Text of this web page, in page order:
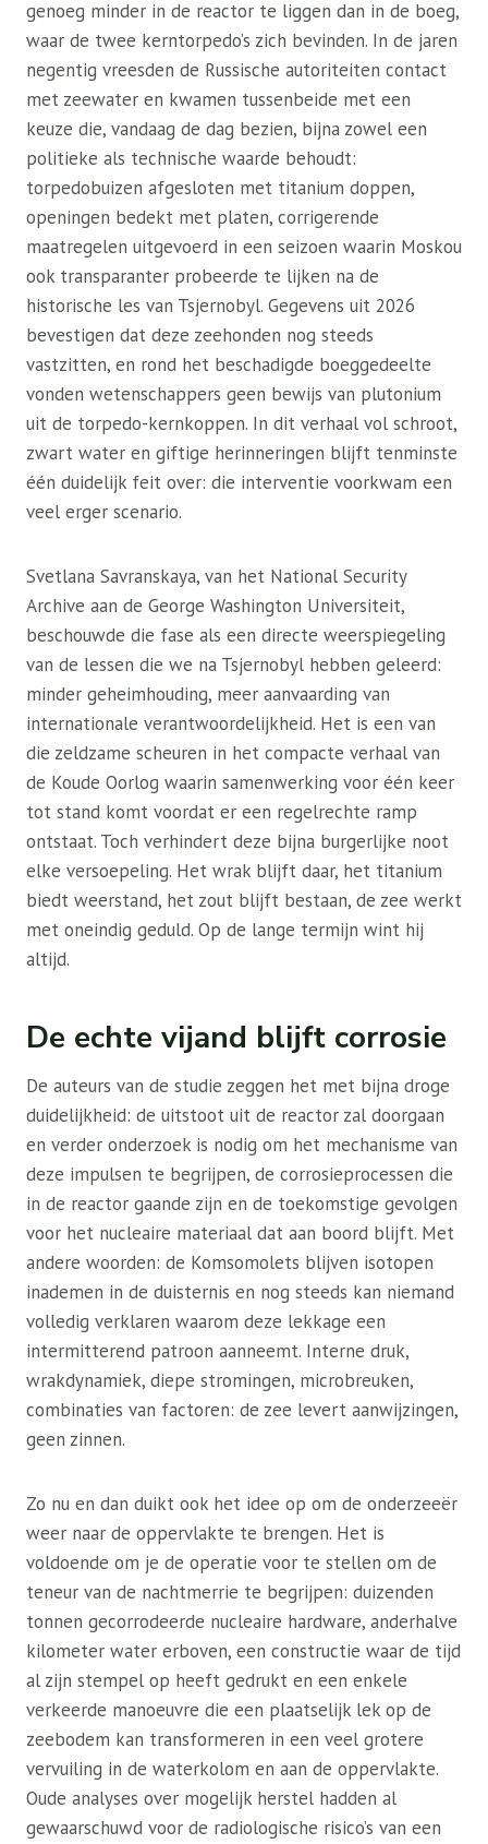
genoeg minder in de reactor te liggen dan in de boeg,
waar de twee kerntorpedo’s zich bevinden. In de jaren
negentig vreesden de Russische autoriteiten contact
met zeewater en kwamen tussenbeide met een
keuze die, vandaag de dag bezien, bijna zowel een
politieke als technische waarde behoudt:
torpedobuizen afgesloten met titanium doppen,
openingen bedekt met platen, corrigerende
maatregelen uitgevoerd in een seizoen waarin Moskou
ook transparanter probeerde te lijken na de
historische les van Tsjernobyl. Gegevens uit 2026
bevestigen dat deze zeehonden nog steeds
vastzitten, en rond het beschadigde boeggedeelte
vonden wetenschappers geen bewijs van plutonium
uit de torpedo-kernkoppen. In dit verhaal vol schroot,
zwart water en giftige herinneringen blijft tenminste
één duidelijk feit over: die interventie voorkwam een ​​
veel erger scenario.
Svetlana Savranskaya, van het National Security
Archive aan de George Washington Universiteit,
beschouwde die fase als een directe weerspiegeling
van de lessen die we na Tsjernobyl hebben geleerd:
minder geheimhouding, meer aanvaarding van
internationale verantwoordelijkheid. Het is een van
die zeldzame scheuren in het compacte verhaal van
de Koude Oorlog waarin samenwerking voor één keer
tot stand komt voordat er een regelrechte ramp
ontstaat. Toch verhindert deze bijna burgerlijke noot
elke versoepeling. Het wrak blijft daar, het titanium
biedt weerstand, het zout blijft bestaan, de zee werkt
met oneindig geduld. Op de lange termijn wint hij
altijd.
De echte vijand blijft corrosie
De auteurs van de studie zeggen het met bijna droge
duidelijkheid: de uitstoot uit de reactor zal doorgaan
en verder onderzoek is nodig om het mechanisme van
deze impulsen te begrijpen, de corrosieprocessen die
in de reactor gaande zijn en de toekomstige gevolgen
voor het nucleaire materiaal dat aan boord blijft. Met
andere woorden: de Komsomolets blijven isotopen
inademen in de duisternis en nog steeds kan niemand
volledig verklaren waarom deze lekkage een
intermitterend patroon aanneemt. Interne druk,
wrakdynamiek, diepe stromingen, microbreuken,
combinaties van factoren: de zee levert aanwijzingen,
geen zinnen.
Zo nu en dan duikt ook het idee op om de onderzeeër
weer naar de oppervlakte te brengen. Het is
voldoende om je de operatie voor te stellen om de
teneur van de nachtmerrie te begrijpen: duizenden
tonnen gecorrodeerde nucleaire hardware, anderhalve
kilometer water erboven, een constructie waar de tijd
al zijn stempel op heeft gedrukt en een enkele
verkeerde manoeuvre die een plaatselijk lek op de
zeebodem kan transformeren in een veel grotere
vervuiling in de waterkolom en aan de oppervlakte.
Oude analyses over mogelijk herstel hadden al
gewaarschuwd voor de radiologische risico’s van een